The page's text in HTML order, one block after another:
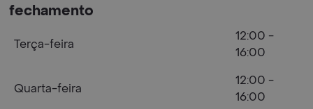
fechamento
Terça-feira
12:00 -
16:00
Quarta-feira
12:00 -
16:00